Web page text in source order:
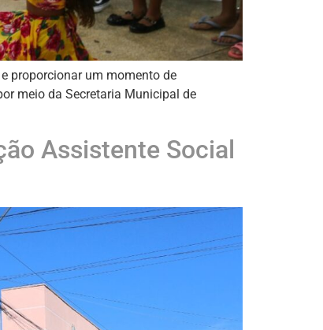
proporcionar um momento de
meio da Secretaria Municipal de
Assistente Social